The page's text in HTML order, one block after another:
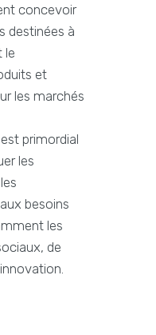
concevoir
destinées à
le
et
les marchés
primordial
les
besoins
les
de